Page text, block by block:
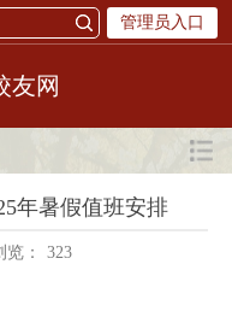
管理员入口
友网
年暑假值班安排
览： 323